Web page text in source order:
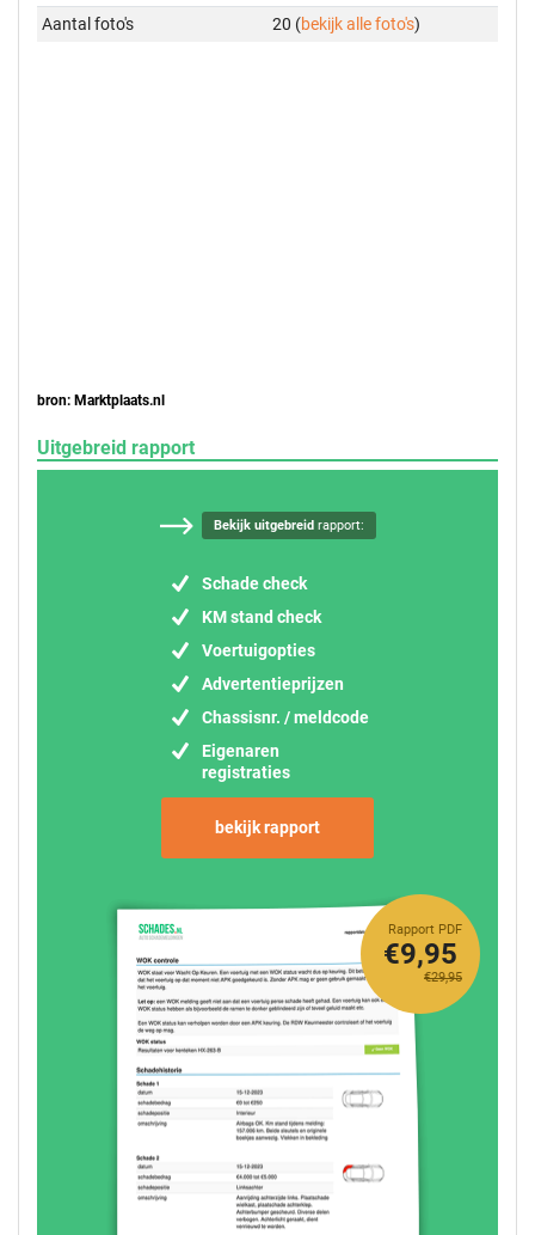
Aantal foto's
20 (bekijk alle foto's)
bron: Marktplaats.nl
Uitgebreid rapport
Bekijk uitgebreidrapport:
Schade check
KM stand check
Voertuigopties
Advertentieprijzen
Chassisnr. / meldcode
Eigenaren
registraties
bekijk rapport
Rapport PDF
€29,95
€9,95